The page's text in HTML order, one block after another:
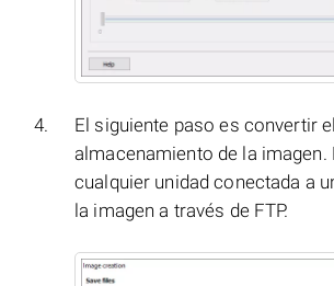
El siguiente paso es convertir
almacenamiento de la imagen.
cualquier unidad conectada a
la imagen a través de FTP.